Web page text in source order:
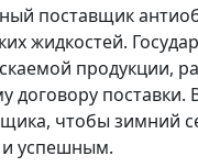
поставщик
жидкостей.
продукции,
поставки.
чтобы зимний
успешным.